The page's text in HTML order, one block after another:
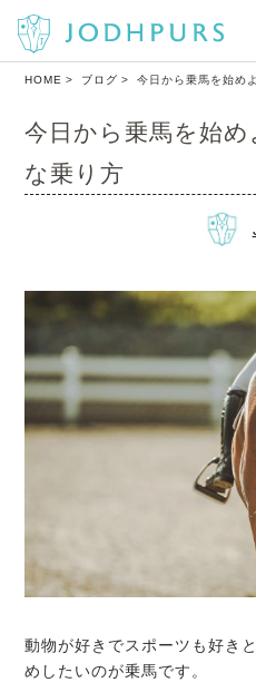
HOME ブログ 今日から乗馬を始め
今日から乗馬を始
な乗り方
動物が好きでスポーツも好き
めしたいのが乗馬です。